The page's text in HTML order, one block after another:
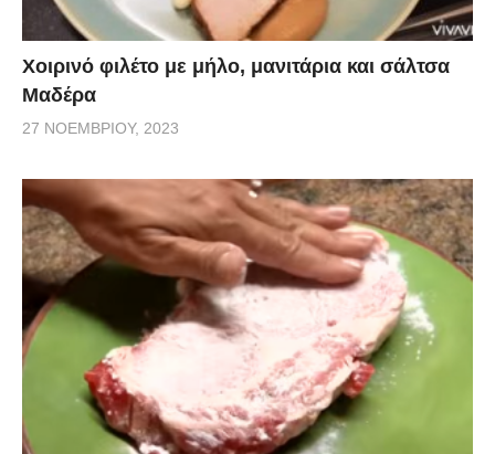
Χοιρινό φιλέτο με μήλο, μανιτάρια και σάλτσα
Μαδέρα
27 ΝΟΕΜΒΡΊΟΥ, 2023